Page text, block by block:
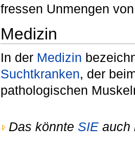
fressen Unmengen
Medizin
In der Medizin
Suchtkranken, der
pathologischen
Das könnte SIE auch